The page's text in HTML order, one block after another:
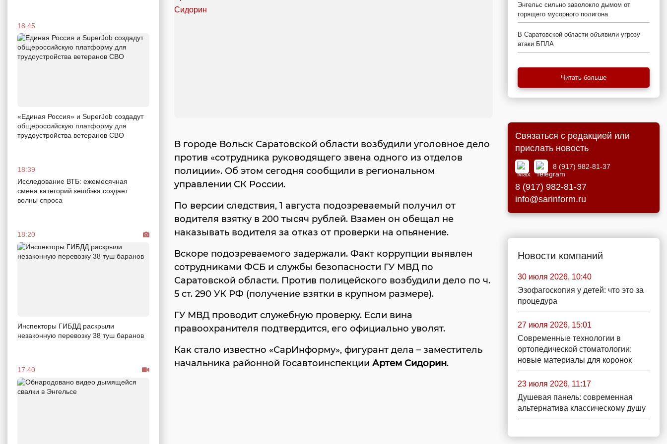
18:45
«Единая Россия» и SuperJob создадут
общероссийскую платформу для
трудоустройства ветеранов СВО
18:39
Исследование ВТБ: ежемесячная
смена категорий кешбэка создает
волны спроса
18:20
Инспекторы ГИБДД раскрыли
незаконную перевозку 38 туш баранов
17:40
В городе Вольск Саратовской области возбудили уголовное дело
против «сотрудника руководящего звена одного из отделов
полиции». Об этом сегодня сообщили в региональном
управлении СК России.
По версии следствия, 1 августа подозреваемый получил от
водителя взятку в 200 тысяч рублей. Взамен он обещал не
наказывать водителя за отказ от проверки на опьянение.
Вскоре подозреваемого задержали. Факт коррупции выявлен
сотрудниками ФСБ и службы безопасности ГУ МВД по
Саратовской области. Против полицейского возбудили дело по ч.
5 ст. 290 УК РФ (получение взятки в крупном размере).
ГУ МВД проводит служебную проверку. Если вина
правоохранителя подтвердится, его официально уволят.
Как стало известно «СарИнформу», фигурант дела – заместитель
начальника районной Госавтоинспекции Артем Сидорин.
Энгельс сильно заволокло дымом от
горящего мусорного полигона
В Саратовской области объявили угрозу
атаки БПЛА
Читать больше
Связаться с редакцией или
прислать новость
8 (917) 982-81-37
8 (917) 982-81-37
info@sarinform.ru
Новости компаний
30 июля 2026, 10:40
Эзофагоскопия у детей: что это за
процедура
27 июля 2026, 15:01
Современные технологии в
ортопедической стоматологии:
новые материалы для коронок
23 июля 2026, 11:17
Душевая панель: современная
альтернатива классическому душу